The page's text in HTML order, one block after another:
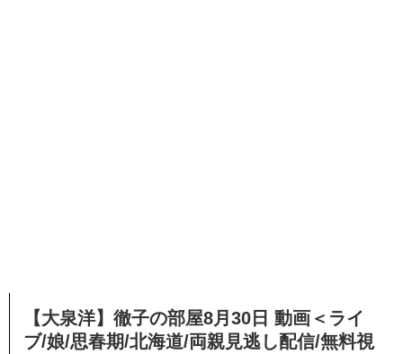
【大泉洋】徹子の部屋8月30日 動画＜ライ
ブ/娘/思春期/北海道/両親見逃し配信/無料視